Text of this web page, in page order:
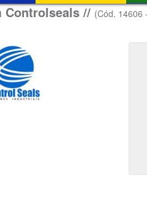
Controlseals //(Cód. 14606